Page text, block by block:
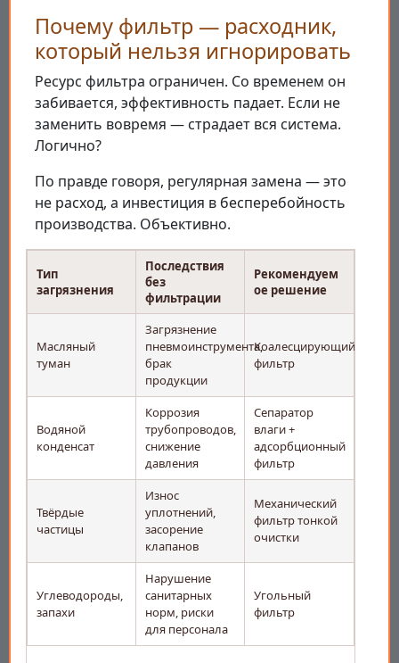
Почему фильтр — расходник,
который нельзя игнорировать
Ресурс фильтра ограничен. Со временем он
забивается, эффективность падает. Если не
заменить вовремя — страдает вся система.
Логично?
По правде говоря, регулярная замена — это
не расход, а инвестиция в бесперебойность
производства. Объективно.
Тип
загрязнения
Последствия
без
фильтрации
Рекомендуем
ое решение
Масляный
туман
Загрязнение
пневмоинструмента,
брак
продукции
Коалесцирующий
фильтр
Водяной
конденсат
Коррозия
трубопроводов,
снижение
давления
Сепаратор
влаги +
адсорбционный
фильтр
Твёрдые
частицы
Износ
уплотнений,
засорение
клапанов
Механический
фильтр тонкой
очистки
Углеводороды,
запахи
Нарушение
санитарных
норм, риски
для персонала
Угольный
фильтр